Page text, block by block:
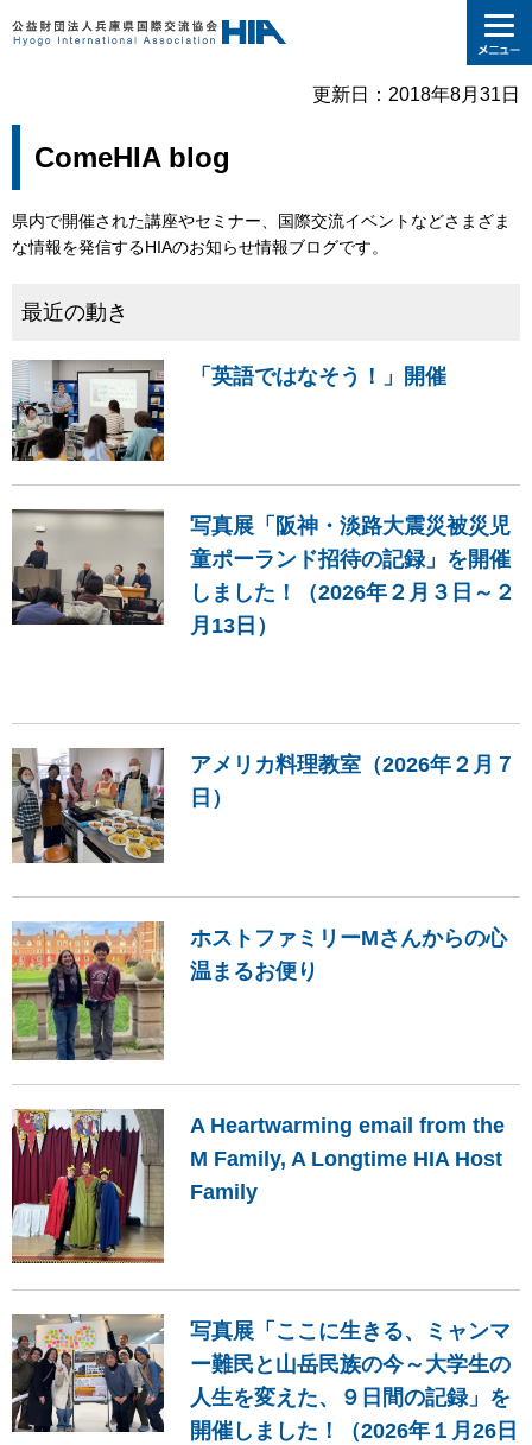
更新日：2018年8月31日
ComeHIA blog
県内で開催された講座やセミナー、国際交流イベントなどさまざま
な情報を発信するHIAのお知らせ情報ブログです。
最近の動き
「英語ではなそう！」開催
写真展「阪神・淡路大震災被災児
童ポーランド招待の記録」を開催
しました！（2026年２月３日～２
月13日）
アメリカ料理教室（2026年２月７
日）
ホストファミリーMさんからの心
温まるお便り
A Heartwarming email from the
M Family, A Longtime HIA Host
Family
写真展「ここに生きる、ミャンマ
ー難民と山岳民族の今～大学生の
人生を変えた、９日間の記録」を
開催しました！（2026年１月26日